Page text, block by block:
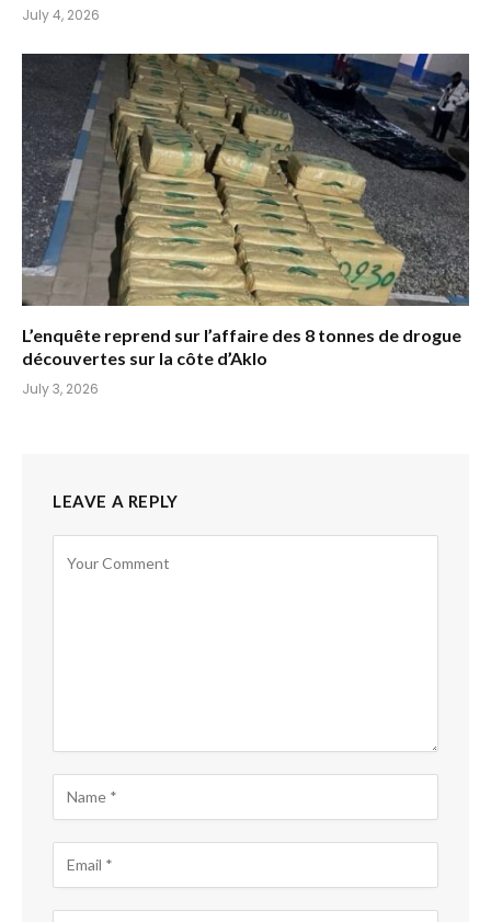
July 4, 2026
L’enquête reprend sur l’affaire des 8 tonnes de drogue
découvertes sur la côte d’Aklo
July 3, 2026
LEAVE A REPLY